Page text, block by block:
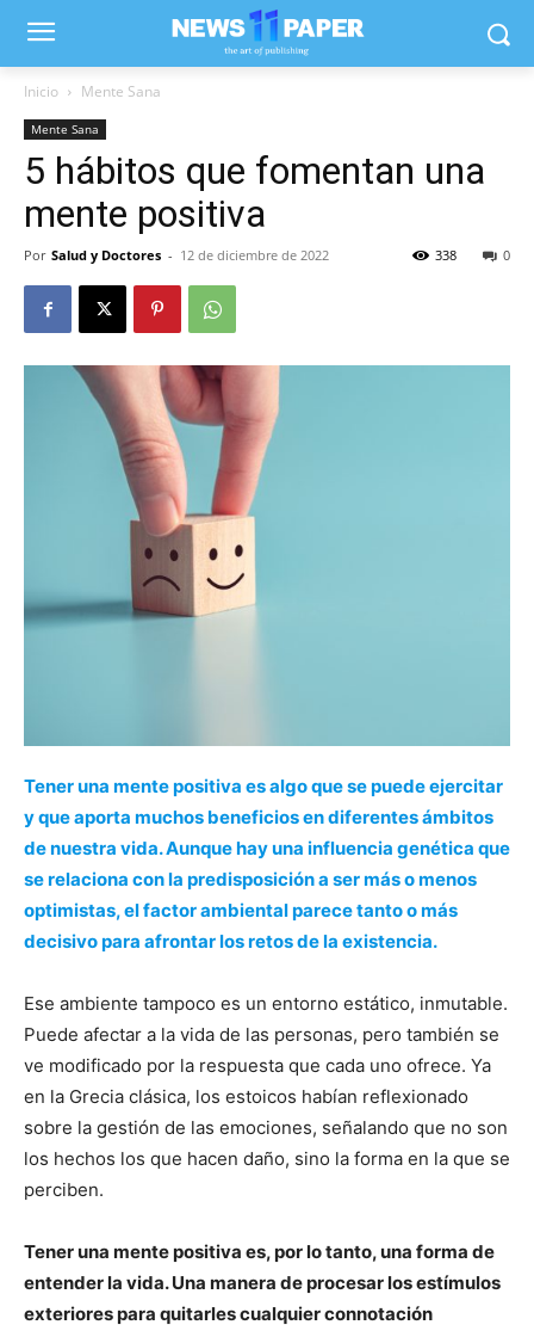
Inicio Mente Sana
Mente Sana
5 hábitos que fomentan una
mente positiva
Por Salud y Doctores - 12 de diciembre de 2022 0
338
Tener una mente positiva es algo que se puede ejercitar
y que aporta muchos beneficios en diferentes ámbitos
de nuestra vida. Aunque hay una influencia genética que
se relaciona con la predisposición a ser más o menos
optimistas, el factor ambiental parece tanto o más
decisivo para afrontar los retos de la existencia.
Ese ambiente tampoco es un entorno estático, inmutable.
Puede afectar a la vida de las personas, pero también se
ve modificado por la respuesta que cada uno ofrece. Ya
en la Grecia clásica, los estoicos habían reflexionado
sobre la gestión de las emociones, señalando que no son
los hechos los que hacen daño, sino la forma en la que se
perciben.
Tener una mente positiva es, por lo tanto, una forma de
entender la vida. Una manera de procesar los estímulos
exteriores para quitarles cualquier connotación